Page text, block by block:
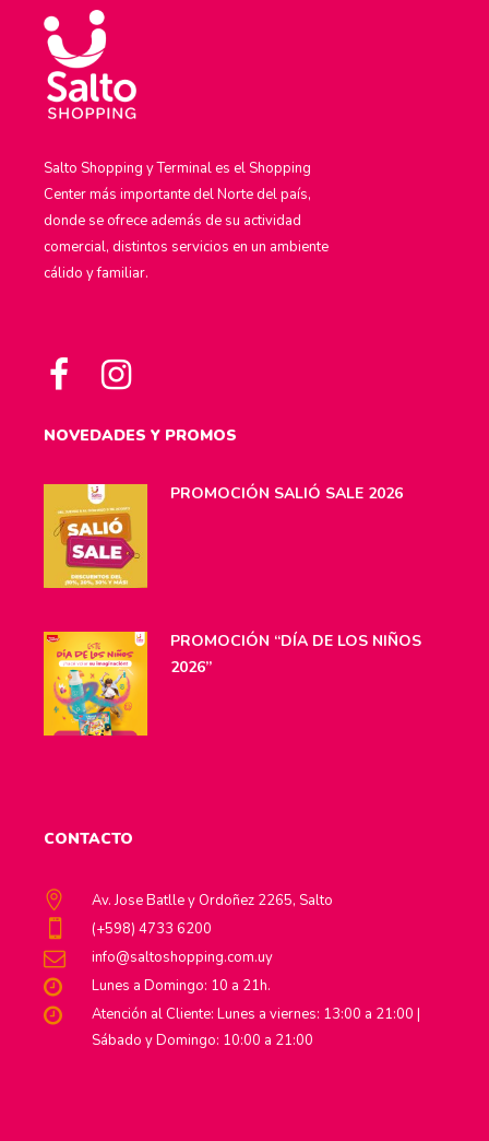
Salto Shopping y Terminal es el Shopping
Center más importante del Norte del país,
donde se ofrece además de su actividad
comercial, distintos servicios en un ambiente
cálido y familiar.
NOVEDADES Y PROMOS
PROMOCIÓN SALIÓ SALE 2026
PROMOCIÓN “DÍA DE LOS NIÑOS
2026”
CONTACTO
Av. Jose Batlle y Ordoñez 2265, Salto
(+598) 4733 6200
info@saltoshopping.com.uy
Lunes a Domingo: 10 a 21h.
Atención al Cliente: Lunes a viernes: 13:00 a 21:00 |
Sábado y Domingo: 10:00 a 21:00